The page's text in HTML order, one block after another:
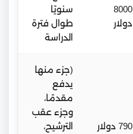
8000
دولار
سنويًا
طوال فترة
الدراسة
790 دولار
(جزء منها
يدفع
مقدمًا،
وجزء عقب
الترشيح،